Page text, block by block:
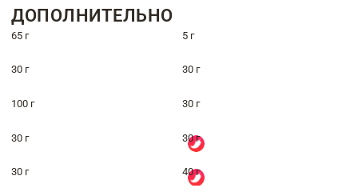
ДОПОЛНИТЕЛЬНО
65 г 5 г
30 г 30 г
100 г 30 г
30 г 30 г
30 г 40 г